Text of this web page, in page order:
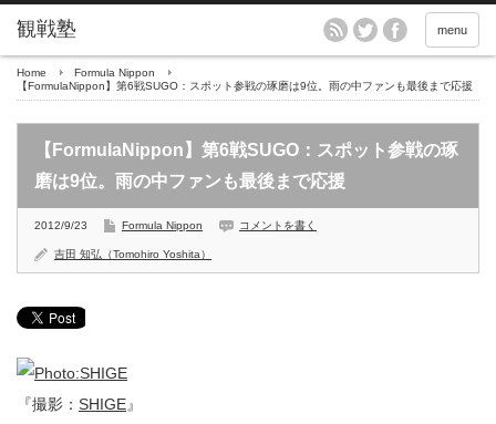
menu
Home
Formula Nippon
【FormulaNippon】第6戦SUGO：スポット参戦の琢磨は9位。雨の中ファンも最後まで応援
【FormulaNippon】第6戦SUGO：スポット参戦の琢
磨は9位。雨の中ファンも最後まで応援
2012/9/23 Formula Nippon コメントを書く
吉田 知弘（Tomohiro Yoshita）
『撮影： SHIGE』